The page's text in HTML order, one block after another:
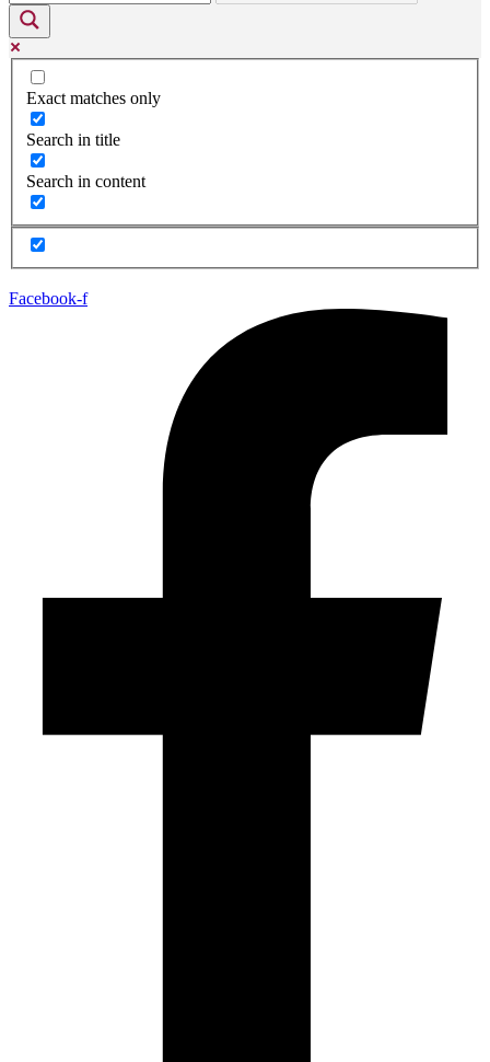
Exact matches only
Search in title
Search in content
Facebook-f